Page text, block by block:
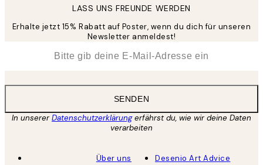
LASS UNS FREUNDE WERDEN
Erhalte jetzt 15% Rabatt auf Poster, wenn du dich für unseren
Newsletter anmeldest!
SENDEN
In unsererDatenschutzerklärungerfährst du, wie wir deine Daten
verarbeiten
Über uns
Desenio Art Advice